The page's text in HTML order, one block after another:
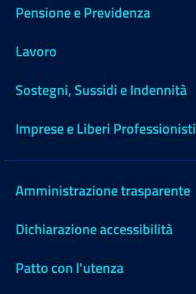
Pensione e Previdenza
Lavoro
Sostegni, Sussidi e Indennità
Imprese e Liberi Professionisti
Amministrazione trasparente
Dichiarazione accessibilità
Patto con l'utenza